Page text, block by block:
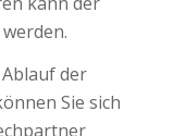
der
Sie sich